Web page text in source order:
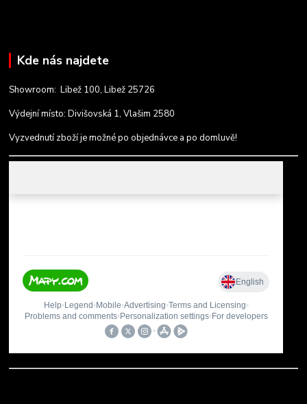
Kde nás najdete
Showroom: Libež 100, Libež 25726
Výdejní místo: Divišovská 1, Vlašim 2580
Vyzvednutí zboží je možné po objednávce a po domluvě!